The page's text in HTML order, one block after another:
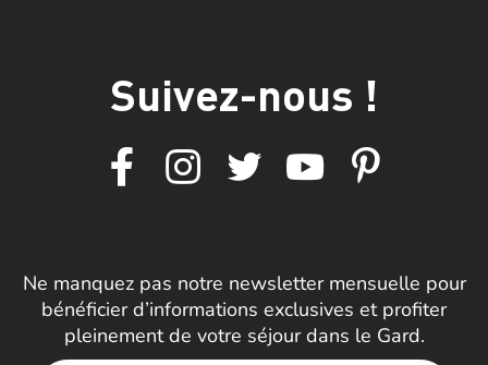
Suivez-nous !
Ne manquez pas notre newsletter mensuelle pour
bénéficier d’informations exclusives et profiter
pleinement de votre séjour dans le Gard.